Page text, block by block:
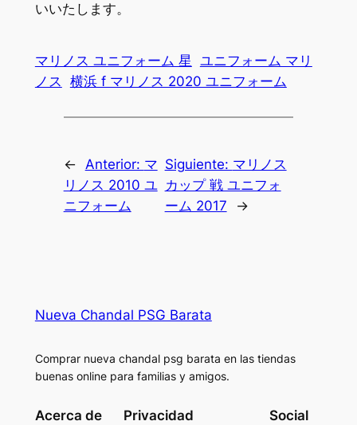
いいたします。
マリノス ユニフォーム 星 ユニフォーム マリ
ノス 横浜 f マリノス 2020 ユニフォーム
← Anterior: マ
リノス 2010 ユ
ニフォーム
Siguiente: マリノス
カップ 戦 ユニフォ
ーム 2017
→
Nueva Chandal PSG Barata
Comprar nueva chandal psg barata en las tiendas
buenas online para familias y amigos.
Acerca de Privacidad Social